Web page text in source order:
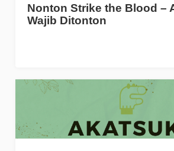
Nonton Strike the Blood –
Wajib Ditonton